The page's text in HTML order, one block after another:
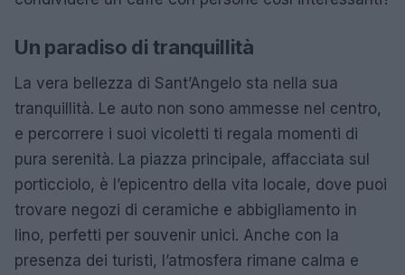
Un paradiso di tranquillità
La vera bellezza di Sant’Angelo sta nella sua
tranquillità. Le auto non sono ammesse nel centro,
e percorrere i suoi vicoletti ti regala momenti di
pura serenità. La piazza principale, affacciata sul
porticciolo, è l’epicentro della vita locale, dove puoi
trovare negozi di ceramiche e abbigliamento in
lino, perfetti per souvenir unici. Anche con la
presenza dei turisti, l’atmosfera rimane calma e